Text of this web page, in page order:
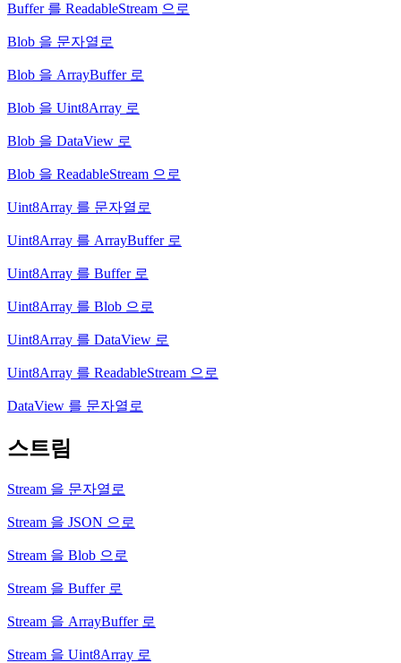
Buffer 를 ReadableStream 으로
Blob 을 문자열로
Blob 을 ArrayBuffer 로
Blob 을 Uint8Array 로
Blob 을 DataView 로
Blob 을 ReadableStream 으로
Uint8Array 를 문자열로
Uint8Array 를 ArrayBuffer 로
Uint8Array 를 Buffer 로
Uint8Array 를 Blob 으로
Uint8Array 를 DataView 로
Uint8Array 를 ReadableStream 으로
DataView 를 문자열로
스트림
Stream 을 문자열로
Stream 을 JSON 으로
Stream 을 Blob 으로
Stream 을 Buffer 로
Stream 을 ArrayBuffer 로
Stream 을 Uint8Array 로